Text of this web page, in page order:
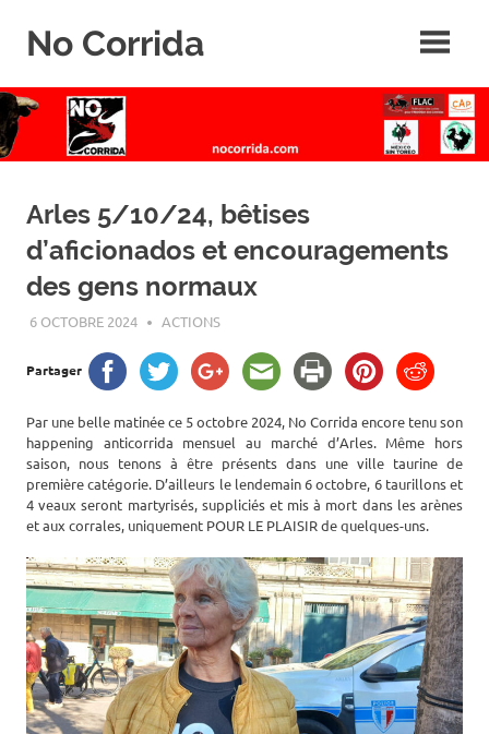
No Corrida
de
la
corrida
Arles 5/10/24, bêtises
d’aficionados et encouragements
des gens normaux
6 OCTOBRE 2024 ROGER LAHANA
ACTIONS
Partager
Par une belle matinée ce 5 octobre 2024, No Corrida encore tenu son
happening anticorrida mensuel au marché d’Arles. Même hors
saison, nous tenons à être présents dans une ville taurine de
première catégorie. D’ailleurs le lendemain 6 octobre, 6 taurillons et
4 veaux seront martyrisés, suppliciés et mis à mort dans les arènes
et aux corrales, uniquement POUR LE PLAISIR de quelques-uns.